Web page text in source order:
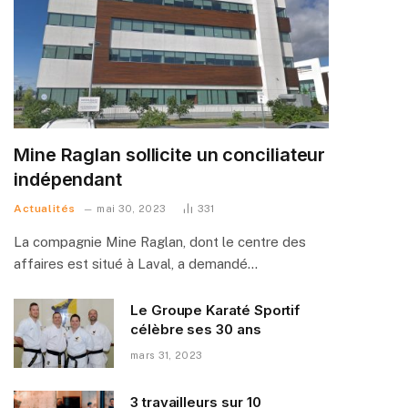
Mine Raglan sollicite un conciliateur
indépendant
Actualités mai 30, 2023 331
La compagnie Mine Raglan, dont le centre des
affaires est situé à Laval, a demandé…
Le Groupe Karaté Sportif
célèbre ses 30 ans
mars 31, 2023
3 travailleurs sur 10